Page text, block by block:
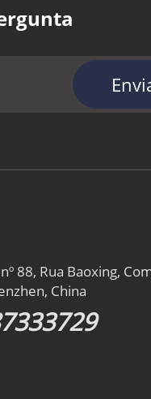
88, Rua Baoxing,
China